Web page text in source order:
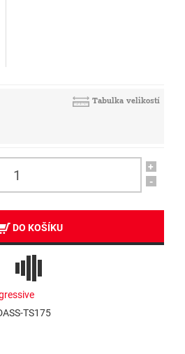
Tabulka velikostí
+
-
DO KOŠÍKU
TS175